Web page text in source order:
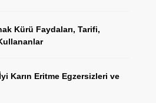
Kürü Faydaları, Tarifi,
Karın Eritme Egzersizleri ve